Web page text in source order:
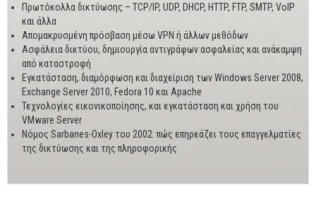
Πρωτόκολλα δικτύωσης – TCP/IP, UDP, DHCP, HTTP, FTP, SMTP, VoIP
και άλλα
Απομακρυσμένη πρόσβαση μέσω VPN ή άλλων μεθόδων
Ασφάλεια δικτύου, δημιουργία αντιγράφων ασφαλείας και ανάκαμψη
από καταστροφή
Εγκατάσταση, διαμόρφωση και διαχείριση των Windows Server 2008,
Exchange Server 2010, Fedora 10 και Apache
Τεχνολογίες εικονικοποίησης, και εγκατάσταση και χρήση του
VMware Server
Νόμος Sarbanes-Oxley του 2002: πώς επηρεάζει τους επαγγελματίες
της δικτύωσης και της πληροφορικής